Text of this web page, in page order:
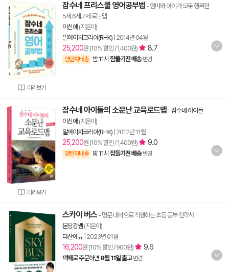
미리보기
잠수네 프리스쿨 영어공부법 - 엄마와 아이가 모두 행복한
5세.6세.7세 로드맵
이신애 (지은이)
알에이치코리아(RHK) 2014년 04월
25,200원 (10% 할인 / 1,400원) 8.7
양탄자배송 밤 11시 잠들기전 배송 변경
미리보기
잠수네 아이들의 소문난 교육로드맵 -잠수네 아이들
이신애 (지은이)
알에이치코리아(RHK) 2012년 11월
25,200원 (10% 할인 / 1,400원) 9.0
양탄자배송 밤 11시 잠들기전 배송 변경
스카이 버스 - 명문 대학으로 직행하는 초등 공부 전략서
분당강쌤 (지은이)
다산에듀| 2023년 01월
16,200원 (10% 할인 / 900원) 9.6
택배로 주문하면 8월 11일 출고 변경